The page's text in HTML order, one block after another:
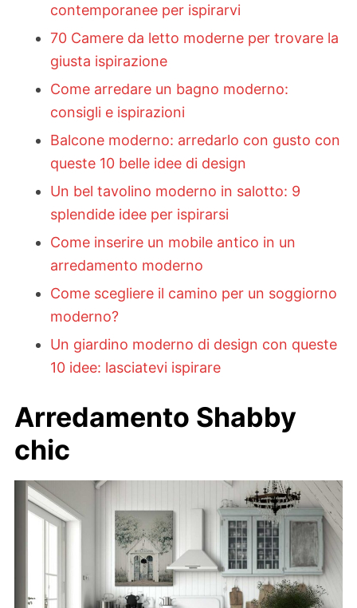
contemporanee per ispirarvi
70 Camere da letto moderne per trovare la
giusta ispirazione
Come arredare un bagno moderno:
consigli e ispirazioni
Balcone moderno: arredarlo con gusto con
queste 10 belle idee di design
Un bel tavolino moderno in salotto: 9
splendide idee per ispirarsi
Come inserire un mobile antico in un
arredamento moderno
Come scegliere il camino per un soggiorno
moderno?
Un giardino moderno di design con queste
10 idee: lasciatevi ispirare
Arredamento Shabby
chic